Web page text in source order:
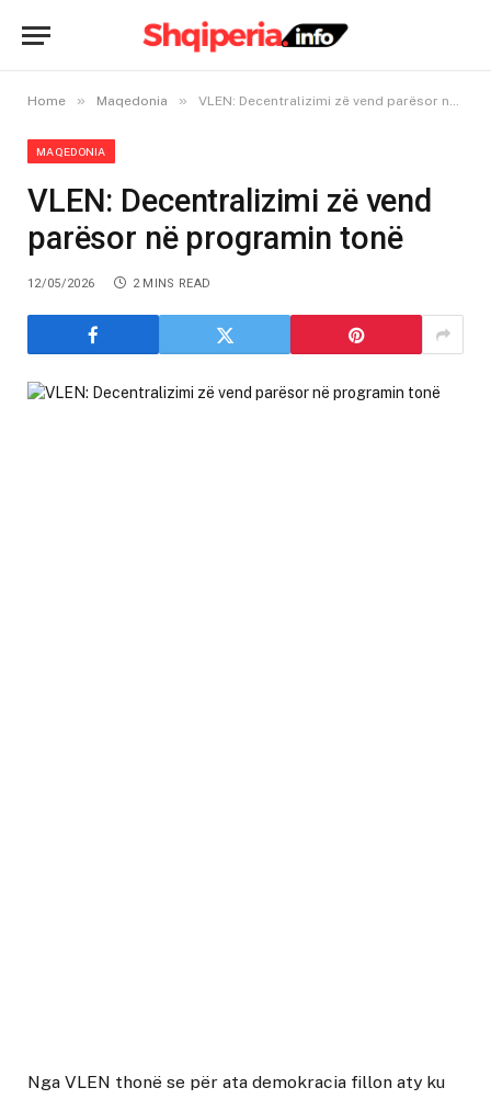
Home » Maqedonia » VLEN: Decentralizimi zë vend parësor në programin tonë
MAQEDONIA
VLEN: Decentralizimi zë vend
parësor në programin tonë
12/05/2026 2 MINS READ
Nga VLEN thonë se për ata demokracia fillon aty ku